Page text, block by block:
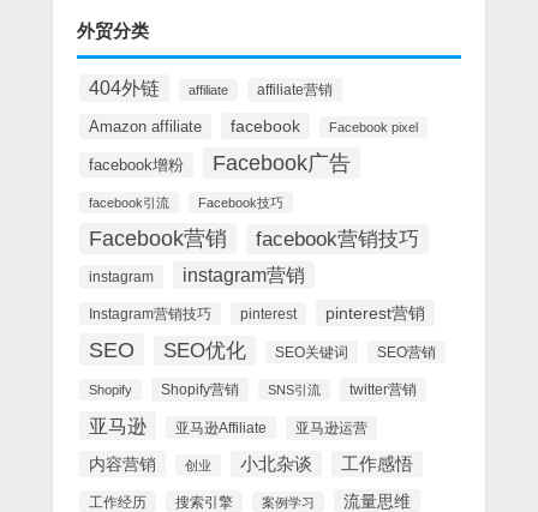
外贸分类
404外链 affiliate affiliate营销
Amazon affiliate facebook Facebook pixel
facebook增粉 Facebook广告
facebook引流 Facebook技巧
Facebook营销 facebook营销技巧
instagram instagram营销
Instagram营销技巧 pinterest pinterest营销
SEO SEO优化 SEO关键词 SEO营销
Shopify Shopify营销 SNS引流 twitter营销
亚马逊 亚马逊Affiliate 亚马逊运营
内容营销 创业 小北杂谈 工作感悟
工作经历 搜索引擎 案例学习 流量思维